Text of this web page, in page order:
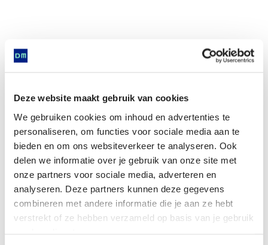
Deze website maakt gebruik van cookies
We gebruiken cookies om inhoud en advertenties te
personaliseren, om functies voor sociale media aan te
bieden en om ons websiteverkeer te analyseren. Ook
delen we informatie over je gebruik van onze site met
onze partners voor sociale media, adverteren en
analyseren. Deze partners kunnen deze gegevens
combineren met andere informatie die je aan ze hebt
verstrekt of ze hebben verzameld op basis van je gebruik
Stopfles met adder en hazelworm